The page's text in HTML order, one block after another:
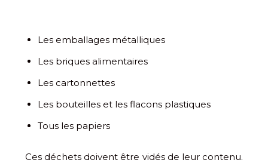
Les emballages métalliques
Les briques alimentaires
Les cartonnettes
Les bouteilles et les flacons plastiques
Tous les papiers
Ces déchets doivent être vidés de leur contenu.